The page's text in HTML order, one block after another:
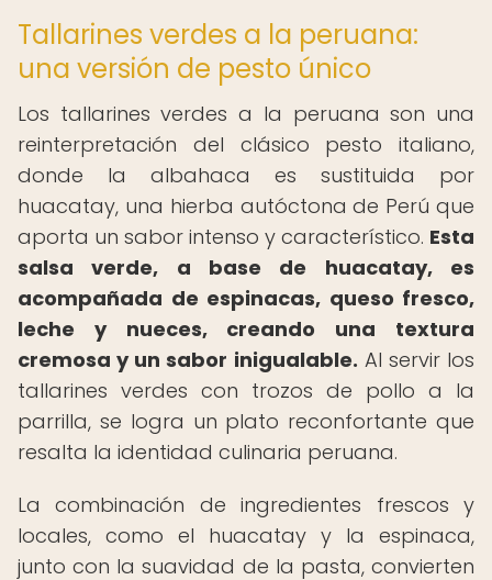
Tallarines verdes a la peruana:
una versión de pesto único
Los tallarines verdes a la peruana son una
reinterpretación del clásico pesto italiano,
donde la albahaca es sustituida por
huacatay, una hierba autóctona de Perú que
aporta un sabor intenso y característico. Esta
salsa verde, a base de huacatay, es
acompañada de espinacas, queso fresco,
leche y nueces, creando una textura
cremosa y un sabor inigualable. Al servir los
tallarines verdes con trozos de pollo a la
parrilla, se logra un plato reconfortante que
resalta la identidad culinaria peruana.
La combinación de ingredientes frescos y
locales, como el huacatay y la espinaca,
junto con la suavidad de la pasta, convierten